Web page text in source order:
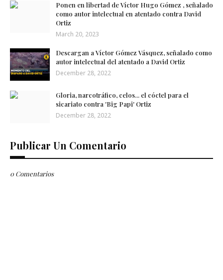
Ponen en libertad de Víctor Hugo Gómez , señalado
como autor intelectual en atentado contra David
Ortiz
March 20, 2023
Descargan a Víctor Gómez Vásquez, señalado como
autor intelectual del atentado a David Ortiz
December 28, 2022
Gloria, narcotráfico, celos... el cóctel para el
sicariato contra 'Big Papi' Ortiz
December 28, 2022
Publicar Un Comentario
0 Comentarios